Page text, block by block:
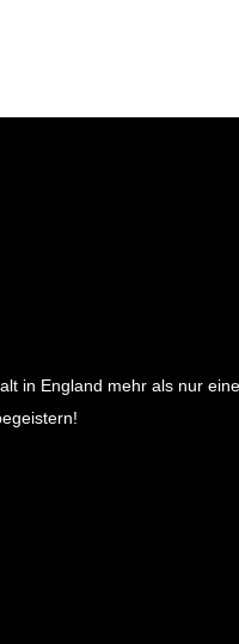
in England mehr als nur